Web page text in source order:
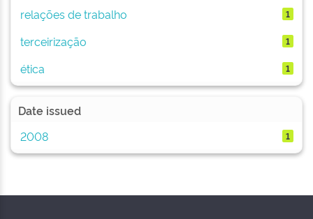
relações de trabalho
1
terceirização 1
ética 1
Date issued
2008
1